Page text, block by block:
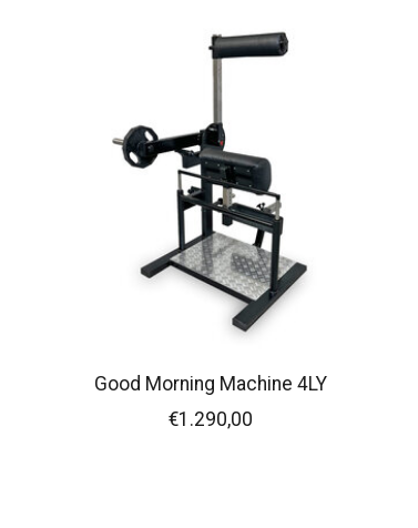
Good Morning Machine 4LY
€1.290,00